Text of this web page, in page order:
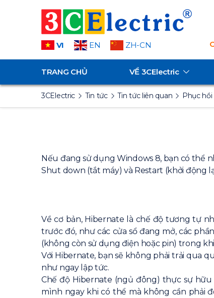
VI EN ZH-CN
TRANG CHỦ VỀ 3CElectric
3CElectric Tin tức Tin tức liên quan Phục
Nếu đang sử dụng Windows 8, bạn có thể
Shut down (tắt máy) và Restart (khởi động
Về cơ bản, Hibernate là chế độ tương tự
trước đó, như các cửa sổ đang mở, các
(không còn sử dụng điện hoặc pin) trong
Với Hibernate, bạn sẽ không phải trải qua
như ngay lập tức.
Chế độ Hibernate (ngủ đông) thực sự
mình ngay khi có thể mà không cần phải